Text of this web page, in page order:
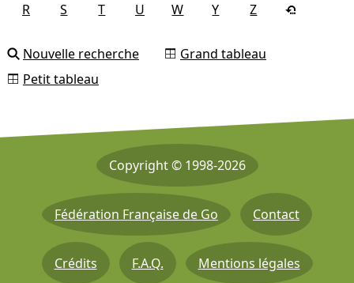
R S T U W Y Z
Nouvelle recherche
Grand tableau
Petit tableau
Copyright © 1998-2026
Fédération Française de Go Contact
Crédits F.A.Q. Mentions légales